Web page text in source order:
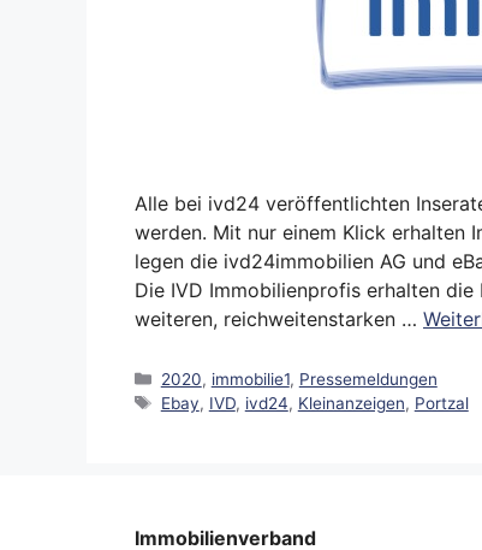
Alle bei ivd24 veröffentlichten
werden. Mit nur einem Klick erhalten
legen die ivd24immobilien AG und
Die IVD Immobilienprofis erhalten
weiteren, reichweitenstarken …
Kategorien
2020, immobilie1, Pressemeldungen
Schlagwörter
Ebay, IVD, ivd24, Kleinanzeigen, Portzal
Immobilienverband